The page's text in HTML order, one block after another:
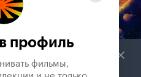
профиль
фильмы,
и не только